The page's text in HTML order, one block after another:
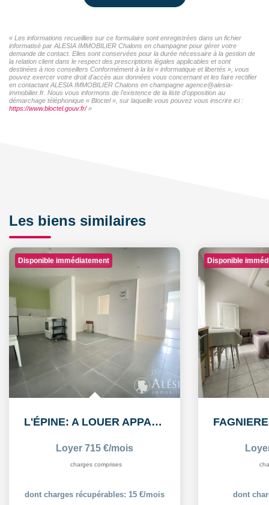
« Les informations recueillies sur ce formulaire sont enregistrées dans un fichier
informatisé par ALESIA IMMOBILIER Chalons en champagne pour gérer votre
demande de contact. Elles sont conservées pour la durée nécessaire à la gestion de
la relation client dans le respect des prescriptions légales applicables et sont
destinées à nos conseillers Conformément à la loi « informatique et libertés », vous
pouvez exercer votre droit d'accès aux données vous concernant et les faire rectifier
en contactant ALESIA IMMOBILIER Chalons en champagne agence@alesia-
immobilier.fr. Nous vous informons de l'existence de la liste d'opposition au
démarchage téléphonique « Bloctel », sur laquelle vous pouvez vous inscrire ici :
https://www.bloctel.gouv.fr/»
Les biens similaires
Disponible immédiatement
L'ÉPINE: A LOUER APPARTEMENT T3 55,38m² AVEC COUR ET PLACE...
Loyer 715 €/mois
charges comprises
dont charges récupérables: 15 €/mois
Disponible
dont